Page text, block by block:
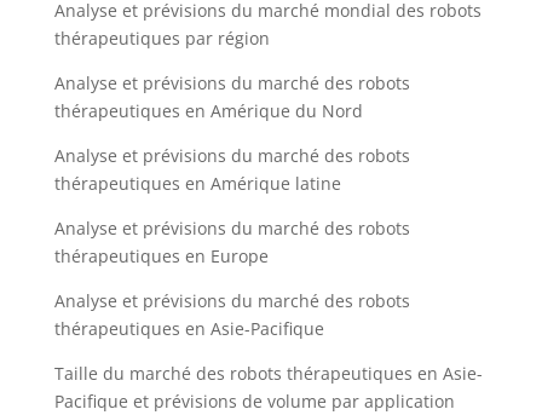
Analyse et prévisions du marché mondial des robots
thérapeutiques par région
Analyse et prévisions du marché des robots
thérapeutiques en Amérique du Nord
Analyse et prévisions du marché des robots
thérapeutiques en Amérique latine
Analyse et prévisions du marché des robots
thérapeutiques en Europe
Analyse et prévisions du marché des robots
thérapeutiques en Asie-Pacifique
Taille du marché des robots thérapeutiques en Asie-
Pacifique et prévisions de volume par application